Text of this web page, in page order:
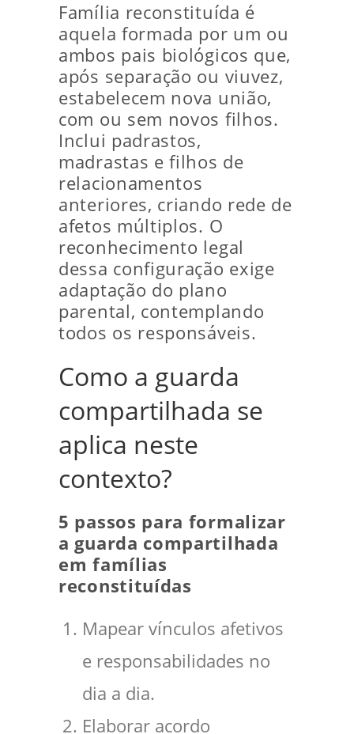
Família reconstituída é
aquela formada por um ou
ambos pais biológicos que,
após separação ou viuvez,
estabelecem nova união,
com ou sem novos filhos.
Inclui padrastos,
madrastas e filhos de
relacionamentos
anteriores, criando rede de
afetos múltiplos. O
reconhecimento legal
dessa configuração exige
adaptação do plano
parental, contemplando
todos os responsáveis.
Como a guarda
compartilhada se
aplica neste
contexto?
5 passos para formalizar
a guarda compartilhada
em famílias
reconstituídas
Mapear vínculos afetivos
e responsabilidades no
dia a dia.
Elaborar acordo